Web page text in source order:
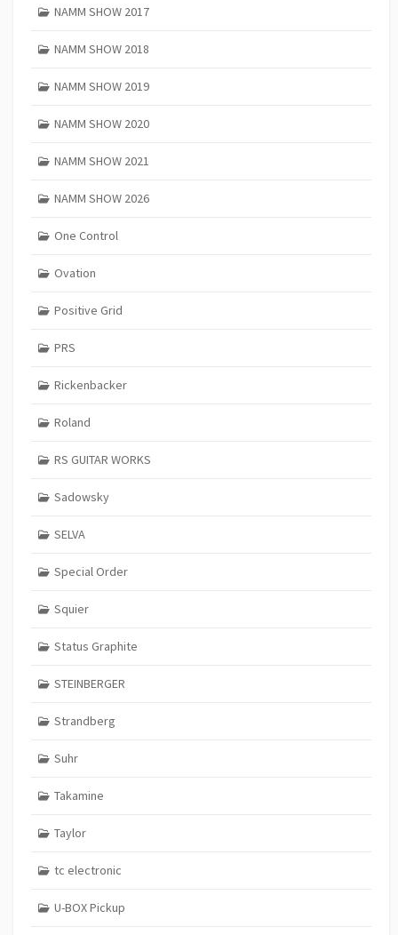
NAMM SHOW 2017
NAMM SHOW 2018
NAMM SHOW 2019
NAMM SHOW 2020
NAMM SHOW 2021
NAMM SHOW 2026
One Control
Ovation
Positive Grid
PRS
Rickenbacker
Roland
RS GUITAR WORKS
Sadowsky
SELVA
Special Order
Squier
Status Graphite
STEINBERGER
Strandberg
Suhr
Takamine
Taylor
tc electronic
U-BOX Pickup